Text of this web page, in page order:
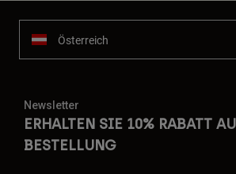
Österreich
Newsletter
ERHALTEN SIE 10% RABATT
BESTELLUNG